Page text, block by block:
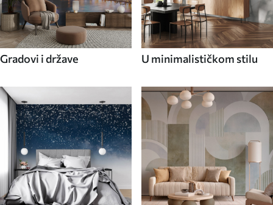
Gradovi i države U minimalističkom stilu